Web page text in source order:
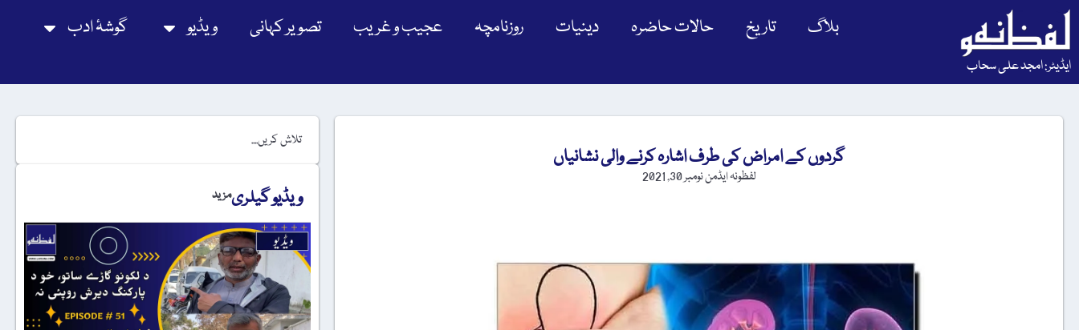
ایڈیٹر: امجد علی سحاب
بلاگ تاریخ حالات حاضرہ دینیات روزنامچہ عجیب و غریب تصویر کہانی ویڈیو گوشۂ ادب
گردوں کے امراض کی طرف اشارہ کرنے والی نشانیاں
لفظونہ ایڈمننومبر 30, 2021
ویڈیو گیلریمزید